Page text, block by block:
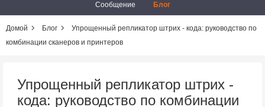
Сообщение
Блог
Домой Блог
Упрощенный репликатор штрих - кода: руководство по
комбинации сканеров и принтеров
Упрощенный репликатор штрих -
кода: руководство по комбинации